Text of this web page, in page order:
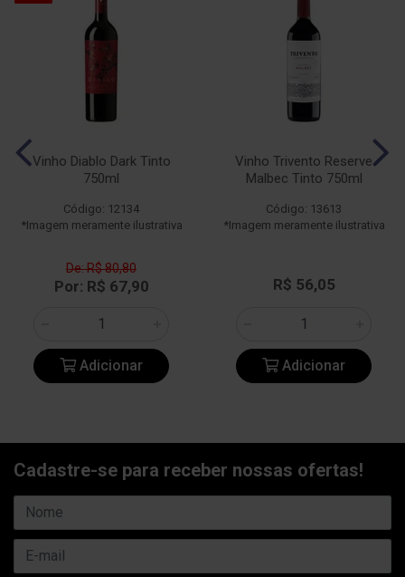
Vinho Diablo Dark Tinto
750ml
Código: 12134
*Imagem meramente ilustrativa
De: R$ 80,80
Por: R$ 67,90
Adicionar
Vinho Trivento Reserve
Malbec Tinto 750ml
Código: 13613
*Imagem meramente ilustrativa
R$ 56,05
Adicionar
Cadastre-se para receber nossas ofertas!